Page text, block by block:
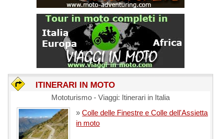
ITINERARI IN MOTO
Mototurismo - Viaggi: Itinerari in Italia
»Colle delle Finestre e Colle dell'Assietta
in moto